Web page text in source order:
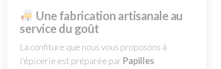
Une fabrication artisanale au
service du goût
La confiture que nous vous proposons à
l’épicerie est préparée par Papilles